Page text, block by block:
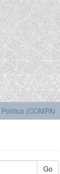
(COMPA)
Go